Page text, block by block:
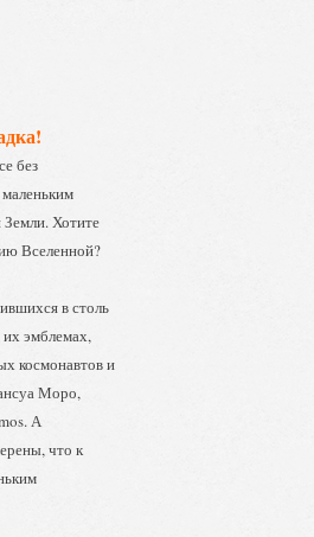
без
Земли. Хотите
Вселенной?
в столь
эмблемах,
космонавтов и
Моро,
А
что к